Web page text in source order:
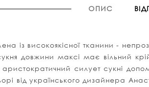
ОПИС
із високоякісної тканини -
довжини максі має вільний
аристократичний силует сукні
від українського дизайнера